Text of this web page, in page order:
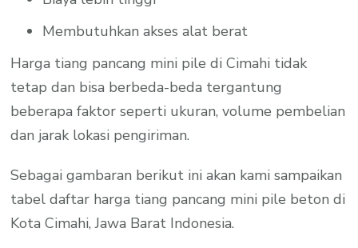
Membutuhkan akses alat berat
Harga tiang pancang mini pile di Cimahi tidak
tetap dan bisa berbeda-beda tergantung
beberapa faktor seperti ukuran, volume pembelian
dan jarak lokasi pengiriman.
Sebagai gambaran berikut ini akan kami sampaikan
tabel daftar harga tiang pancang mini pile beton di
Kota Cimahi, Jawa Barat Indonesia.